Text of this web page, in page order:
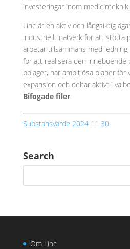
investeringar inom medicinteknik.
Linc är en aktiv och långsiktig
industriellt nätverk för att stötta
arbetar tillsammans med
för att realisera den inneboende
bolaget, har ambitiösa planer för
expansion och deltar aktivt i
Bifogade filer
Substansvärde 2024 11 30
Search
Om Linc